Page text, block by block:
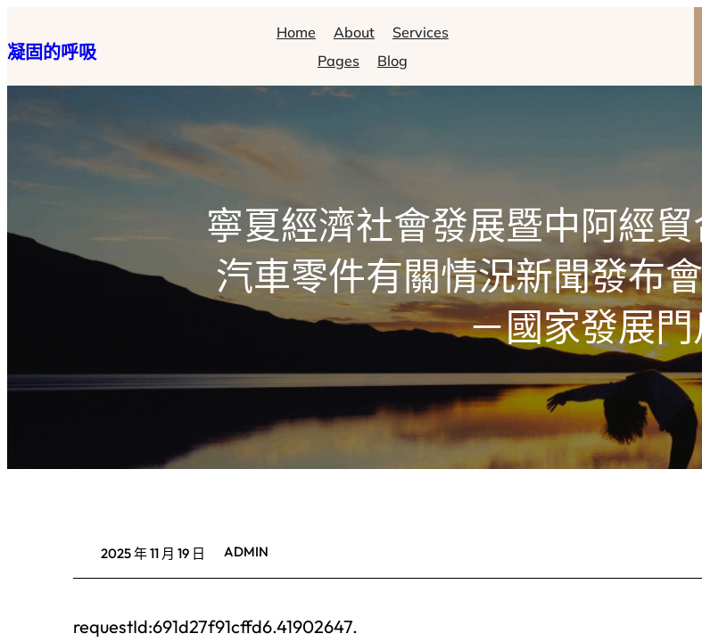
至
主
凝固的呼吸
Home About
Services
Pages
Blog
寧夏經濟社會發展暨中阿經貿
汽車零件有關情況新聞發布
－國家發展門
2025 年 11 月 19 日 ADMIN
requestId:691d27f91cffd6.41902647.